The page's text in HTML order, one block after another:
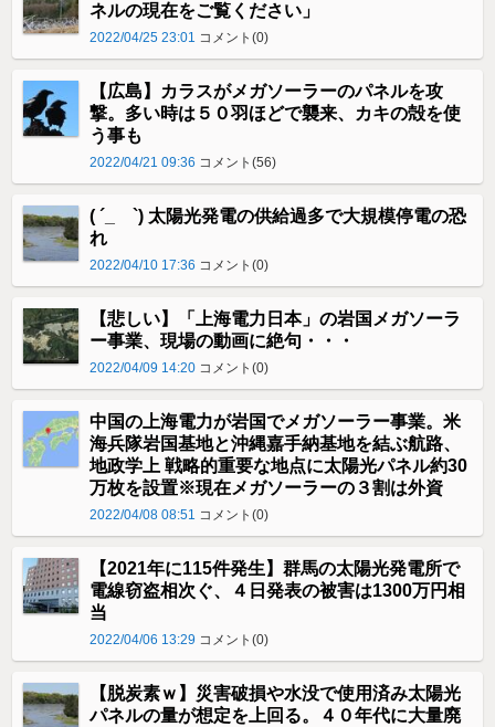
ネルの現在をご覧ください」
2022/04/25 23:01 コメント(0)
【広島】カラスがメガソーラーのパネルを攻
撃。多い時は５０羽ほどで襲来、カキの殻を使
う事も
2022/04/21 09:36 コメント(56)
( ´_ゝ`) 太陽光発電の供給過多で大規模停電の恐
れ
2022/04/10 17:36 コメント(0)
【悲しい】「上海電力日本」の岩国メガソーラ
ー事業、現場の動画に絶句・・・
2022/04/09 14:20 コメント(0)
中国の上海電力が岩国でメガソーラー事業。米
海兵隊岩国基地と沖縄嘉手納基地を結ぶ航路、
地政学上 戦略的重要な地点に太陽光パネル約30
万枚を設置※現在メガソーラーの３割は外資
2022/04/08 08:51 コメント(0)
【2021年に115件発生】群馬の太陽光発電所で
電線窃盗相次ぐ、４日発表の被害は1300万円相
当
2022/04/06 13:29 コメント(0)
【脱炭素ｗ】災害破損や水没で使用済み太陽光
パネルの量が想定を上回る。４０年代に大量廃